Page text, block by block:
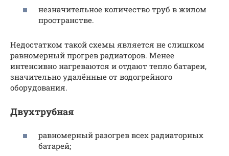
незначительное количество труб в жилом
пространстве.
Недостатком такой схемы является не слишком
равномерный прогрев радиаторов. Менее
интенсивно нагреваются и отдают тепло батареи,
значительно удалённые от водогрейного
оборудования.
Двухтрубная
равномерный разогрев всех радиаторных
батарей;